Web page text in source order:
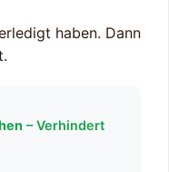
haben. Dann
– Verhindert